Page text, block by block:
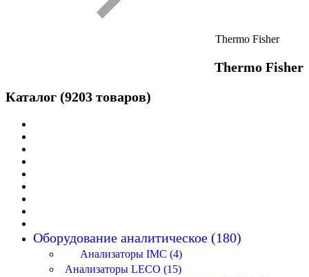
Thermo Fisher
Thermo Fisher
Каталог (9203 товаров)
Оборудование аналитическое (180)
Анализаторы IMC (4)
Анализаторы LECO (15)